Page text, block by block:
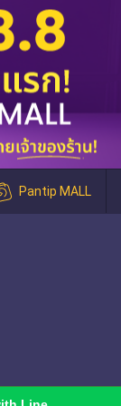
Pantip MALL